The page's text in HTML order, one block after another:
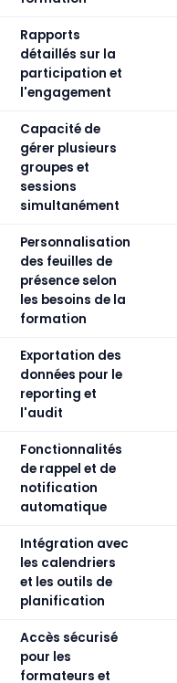
Rapports
détaillés sur la
participation et
l'engagement
Capacité de
gérer plusieurs
groupes et
sessions
simultanément
Personnalisation
des feuilles de
présence selon
les besoins de la
formation
Exportation des
données pour le
reporting et
l'audit
Fonctionnalités
de rappel et de
notification
automatique
Intégration avec
les calendriers
et les outils de
planification
Accès sécurisé
pour les
formateurs et